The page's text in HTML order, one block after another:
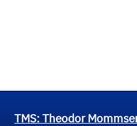
TMS: Theodor